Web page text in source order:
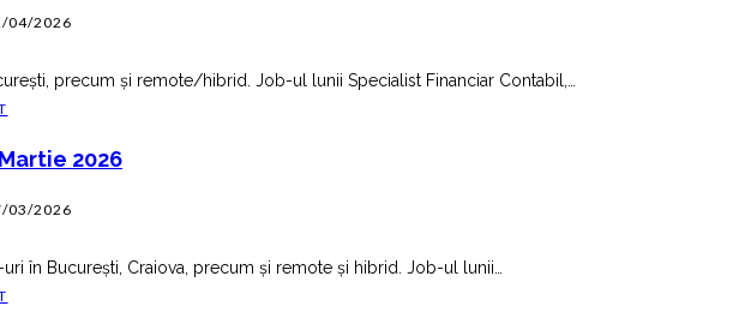
04/2026
precum și remote/hibrid. Job-ul lunii Specialist Financiar Contabil,
2026
03/2026
în București, Craiova, precum și remote și hibrid. Job-ul lunii